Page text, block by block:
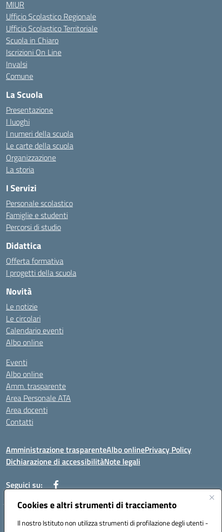
Cookies e altri strumenti di tracciamento
Il nostro Istituto non utilizza strumenti di profilazione degli utenti -
MIUR
Ufficio Scolastico Regionale
Ufficio Scolastico Territoriale
Scuola in Chiaro
Iscrizioni On Line
Invalsi
Comune
La Scuola
Presentazione
I luoghi
I numeri della scuola
Le carte della scuola
Organizzazione
La storia
I Servizi
Personale scolastico
Famiglie e studenti
Percorsi di studio
Didattica
Offerta formativa
I progetti della scuola
Novità
Le notizie
Le circolari
Calendario eventi
Albo online
Eventi
Albo online
Amm. trasparente
Area Personale ATA
Area docenti
Contatti
Amministrazione trasparenteAlbo onlinePrivacy Policy
Dichiarazione di accessibilitàNote legali
Seguici su:
Indirizzo: VIA BRECCIAME, 46 - 81024 MADDALONI (CE)
Mail: CEIC8AU001@istruzione.it - Pec: CEIC8AU001@pec.istruzione.it -